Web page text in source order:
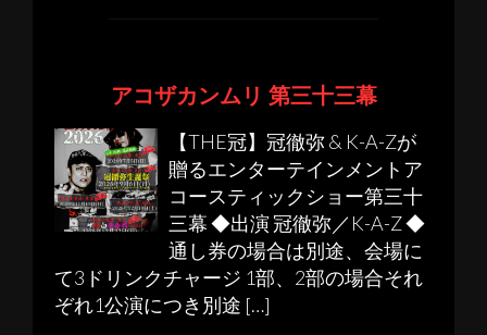
アコザカンムリ 第三十三幕
【THE冠】冠徹弥 & K-A-Zが
贈るエンターテインメントア
コースティックショー第三十
三幕 ◆出演 冠徹弥／K-A-Z ◆
通し券の場合は別途、会場に
て3ドリンクチャージ 1部、2部の場合それ
ぞれ1公演につき別途 […]